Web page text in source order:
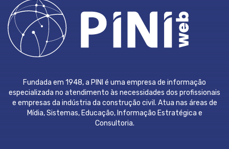
Fundada em 1948, a PINI é uma empresa de informação
especializada no atendimento às necessidades dos profissionais
e empresas da indústria da construção civil. Atua nas áreas de
Mídia, Sistemas, Educação, Informação Estratégica e
Consultoria.